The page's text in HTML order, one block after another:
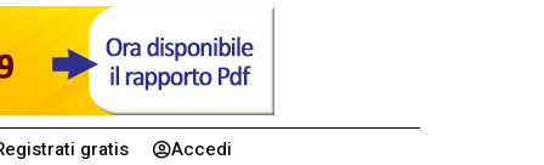
gratis Accedi